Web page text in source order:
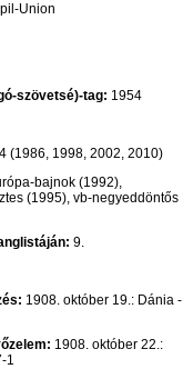
Union
szövetsé)-tag: 1954
4 (1986, 1998, 2002, 2010)
bajnok (1992),
(1995), vb-negyeddöntős
9.
1908. október 19.: Dánia -
1908. október 22.:
1